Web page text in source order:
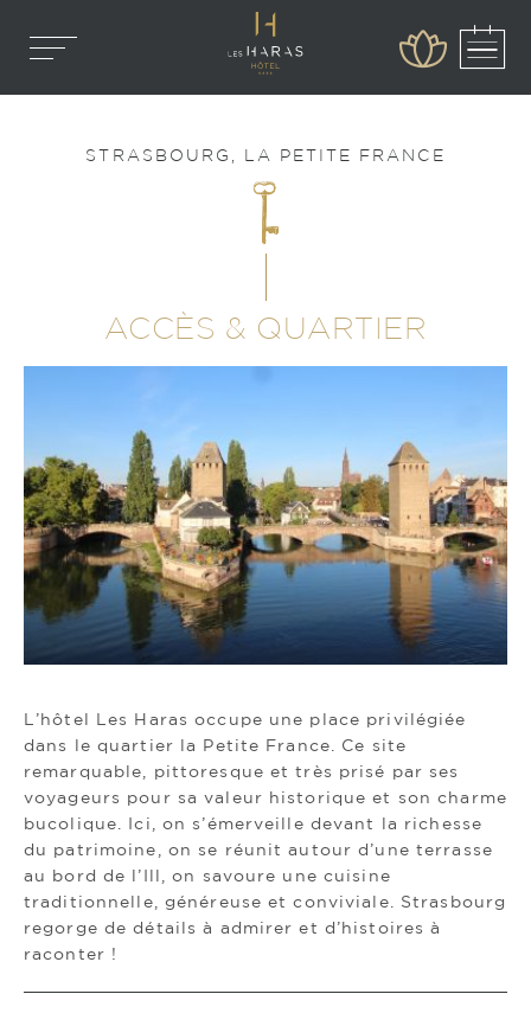
STRASBOURG, LA PETITE FRANCE
ACCÈS & QUARTIER
L’hôtel Les Haras occupe une place privilégiée
dans le quartier la Petite France. Ce site
remarquable, pittoresque et très prisé par ses
voyageurs pour sa valeur historique et son charme
bucolique. Ici, on s’émerveille devant la richesse
du patrimoine, on se réunit autour d’une terrasse
au bord de l’Ill, on savoure une cuisine
traditionnelle, généreuse et conviviale. Strasbourg
regorge de détails à admirer et d’histoires à
raconter !
Réserver en direct
-10% sur votre séjour